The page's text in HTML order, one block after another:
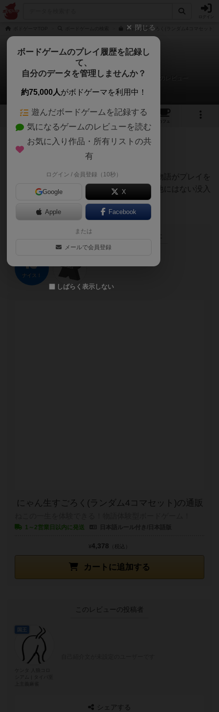
にゃん生すごろく(ランダム4コマセット)
にゃん生すごろく
ケンタ 人狼コロシアム | タイパ至上主義麻雀さんのレビュー
9 7
カフェ
69名 1名 0 9ヶ月前
可愛い猫の木ゴマとマスに書かれた感動の物語がプレイを
より一層世界観を感じやすくさせてくれ、他にはない没入
感のあるすごろくです。
この投稿に1
ナイス！
にゃん生すごろく(ランダム4コマセット)の通販
1～2営業日以内に発送
カートに追加する
¥4,378 （税込）
このレビューの投稿者
国王
シェアする
閉じる
ボードゲームのプレイ履歴を記録し
て、
自分のデータを管理しませんか？
約75,000人がボドゲーマを利用中！
遊んだボードゲームを記録する
気になるゲームのレビューを読む
お気に入り作品・所有リストの共
有
ログイン / 会員登録（10秒）
Google X
Apple Facebook
または
メールで会員登録
しばらく表示しない